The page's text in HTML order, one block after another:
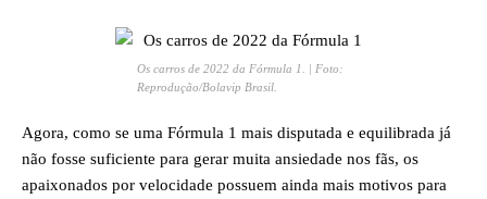
Os carros de 2022 da Fórmula 1. | Foto:
Reprodução/Bolavip Brasil.
Agora, como se uma Fórmula 1 mais disputada e equilibrada já
não fosse suficiente para gerar muita ansiedade nos fãs, os
apaixonados por velocidade possuem ainda mais motivos para